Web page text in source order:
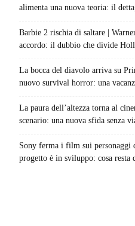
alimenta una nuova teoria: il
Barbie 2 rischia di saltare |
accordo: il dubbio che divide
La bocca del diavolo arriva su
nuovo survival horror: una
La paura dell’altezza torna al
scenario: una nuova sfida senza
Sony ferma i film sui personaggi
progetto è in sviluppo: cosa resta